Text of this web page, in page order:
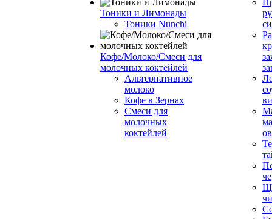
Тоники и Лимонады
Тоники Nunchi
Кофе/Молоко/Смеси для
молочных коктейлей
Альтернативное
молоко
Кофе в Зернах
Смеси для
молочных
коктейлей